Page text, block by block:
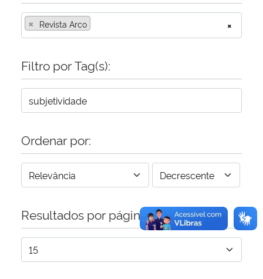
Controladoria-Geral da União
Ministério da Mulher, da Família e dos Direitos Humanos
Secretaria-Geral
Gabinete de Segurança Institucional
Banco Central do Brasil
Planalto
×
× Revista Arco
Filtro por Tag(s):
Ordenar por:
Resultados por página: